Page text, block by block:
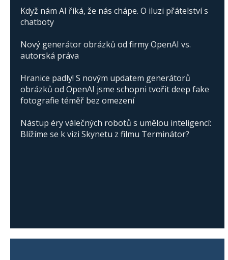
Když nám AI říká, že nás chápe. O iluzi přátelství s
chatboty
Nový generátor obrázků od firmy OpenAI vs.
autorská práva
Hranice padly! S novým updatem generátorů
obrázků od OpenAI jsme schopni tvořit deep fake
fotografie téměř bez omezení
Nástup éry válečných robotů s umělou inteligencí:
Blížíme se k vizi Skynetu z filmu Terminátor?